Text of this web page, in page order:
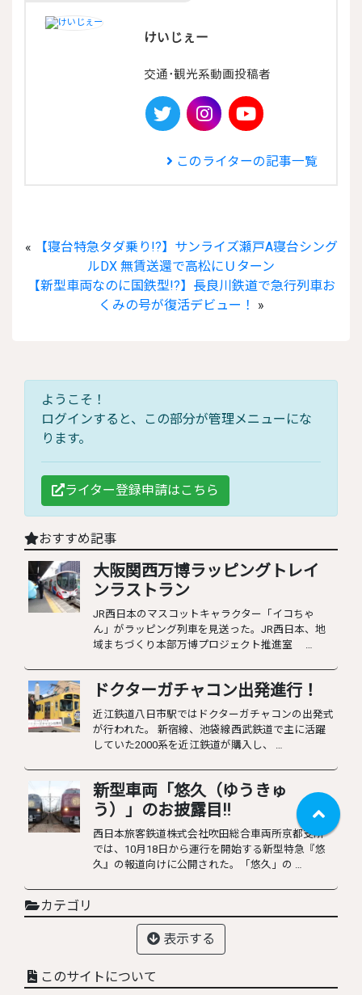
けいじぇー
交通･観光系動画投稿者

このライターの記事一覧
«
【寝台特急タダ乗り!?】サンライズ瀬戸A寝台シング
ルDX 無賃送還で高松にＵターン
【新型車両なのに国鉄型!?】長良川鉄道で急行列車お
くみの号が復活デビュー！
»
ようこそ！
ログインすると、この部分が管理メニューにな
ります。
ライター登録申請はこちら
おすすめ記事
大阪関西万博ラッピングトレイ
ンラストラン
JR西日本のマスコットキャラクター「イコちゃ
ん」がラッピング列車を見送った。JR西日本、地
域まちづくり本部万博プロジェクト推進室 …
ドクターガチャコン出発進行！
近江鉄道八日市駅ではドクターガチャコンの出発式
が行われた。 新宿線、池袋線西武鉄道で主に活躍
していた2000系を近江鉄道が購入し、 …
新型車両「悠久（ゆうきゅ
う）」のお披露目‼︎
西日本旅客鉄道株式会社吹田総合車両所京都支所
では、10月18日から運行を開始する新型特急『悠
久』の報道向けに公開された。「悠久」の …
カテゴリ
表示する
このサイトについて